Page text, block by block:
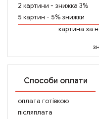
2 картини - знижка 3%
5 картин - 5% знижки
картина за
Способи оплати
оплата готівкою
післяплата